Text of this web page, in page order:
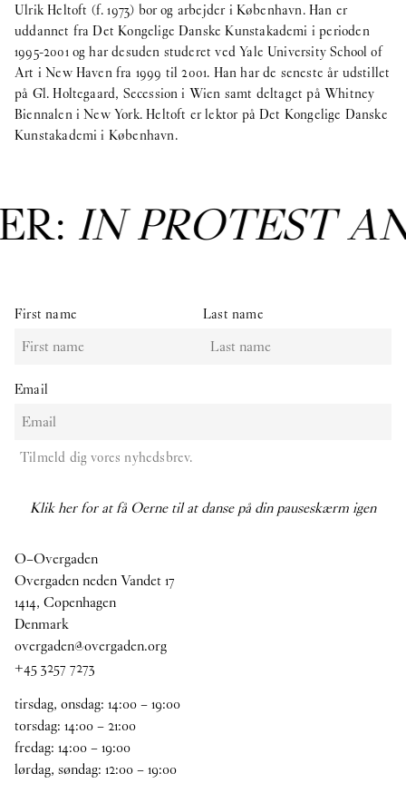
Ulrik Heltoft (f. 1973) bor og arbejder i København. Han er
uddannet fra Det Kongelige Danske Kunstakademi i perioden
1995-2001 og har desuden studeret ved Yale University School of
Art i New Haven fra 1999 til 2001. Han har de seneste år udstillet
på Gl. Holtegaard, Secession i Wien samt deltaget på Whitney
Biennalen i New York. Heltoft er lektor på Det Kongelige Danske
Kunstakademi i København.
IN PROTEST
First name Last name
Email
Tilmeld dig vores nyhedsbrev.
Klik her for at få Oerne til at danse på din pauseskærm igen
O–Overgaden
Overgaden neden Vandet 17
1414, Copenhagen
Denmark
overgaden@overgaden.org
+45 3257 7273
tirsdag, onsdag: 14:00–19:00
torsdag: 14:00–21:00
fredag: 14:00–19:00
lørdag, søndag: 12:00–19:00